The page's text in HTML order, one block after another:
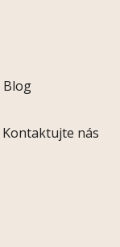
Blog
Kontaktujte nás